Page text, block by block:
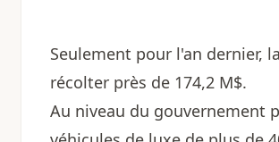
Seulement pour l'an dernier,
récolter près de 174,2 M$.
Au niveau du gouvernement